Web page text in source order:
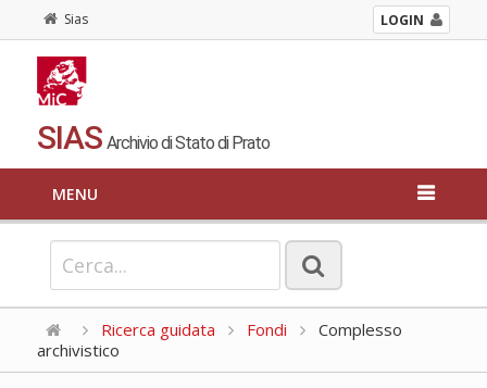
Sias LOGIN
SIAS Archivio di Stato di Prato
MENU
Ricerca guidata Fondi
Complesso
archivistico